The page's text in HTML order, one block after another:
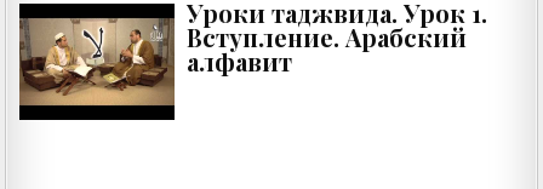
Уроки таджвида. Урок 1.
Вступление. Арабский
алфавит